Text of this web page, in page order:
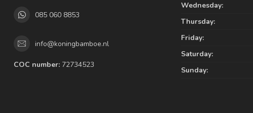
085 060 8853
info@koningbamboe.nl
COC number: 72734523
Wednesday:
Thursday:
Friday:
Saturday:
Sunday: